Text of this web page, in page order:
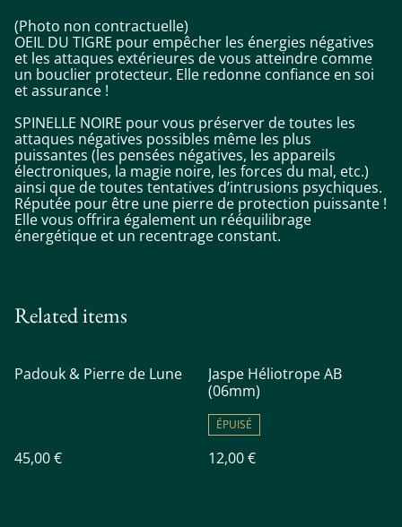
(Photo non contractuelle)
OEIL DU TIGRE pour empêcher les énergies négatives
et les attaques extérieures de vous atteindre comme
un bouclier protecteur. Elle redonne confiance en soi
et assurance !
SPINELLE NOIRE pour vous préserver de toutes les
attaques négatives possibles même les plus
puissantes (les pensées négatives, les appareils
électroniques, la magie noire, les forces du mal, etc.)
ainsi que de toutes tentatives d’intrusions psychiques.
Réputée pour être une pierre de protection puissante !
Elle vous offrira également un rééquilibrage
énergétique et un recentrage constant.
Related items
Padouk & Pierre de Lune
45,00 €
Jaspe Héliotrope AB
(06mm)
ÉPUISÉ
12,00 €